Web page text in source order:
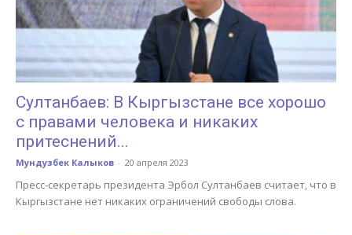
Султанбаев: В Кыргызстане все хорошо
с правами человека и никаких
притеснений...
Мундузбек Калыков - 20 апреля 2023
Пресс-секретарь президента Эрбол Султанбаев считает, что в
Кыргызстане нет никаких ограничений свободы слова.